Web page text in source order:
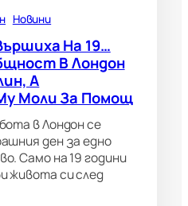
Новини
На 19…
В Лондон
А
Моли За Помощ
в Лондон се
ден за едно
Само на 19 години
живота си след